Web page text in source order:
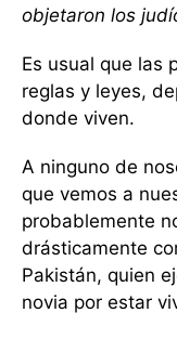
objetaron los
Es usual que las
reglas y leyes,
donde viven.
A ninguno de
que vemos a
probablemente
drásticamente
Pakistán, quien
novia por estar